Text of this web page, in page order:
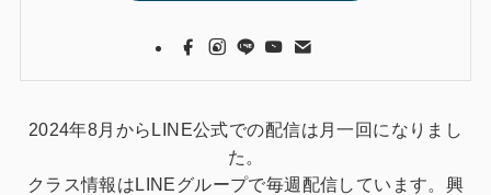
2024年8月からLINE公式での配信は月一回になりまし
た。
クラス情報はLINEグループで毎週配信しています。興